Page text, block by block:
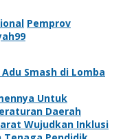
Pemprov
Smash di Lomba
Untuk
Daerah
Wujudkan Inklusi